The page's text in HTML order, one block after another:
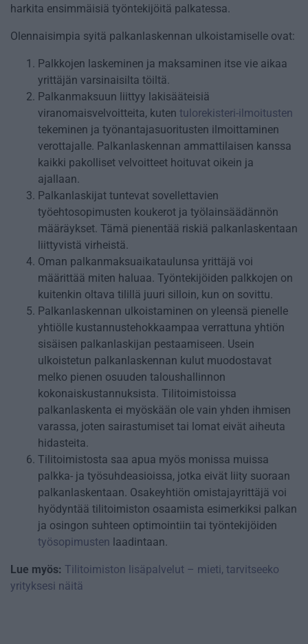
harkita ensimmäisiä työntekijöitä palkatessa.
Olennaisimpia syitä palkanlaskennan ulkoistamiselle ovat:
Palkkojen laskeminen ja maksaminen itse vie aikaa
yrittäjän varsinaisilta töiltä.
Palkanmaksuun liittyy lakisääteisiä
viranomaisvelvoitteita, kuten tulorekisteri-ilmoitusten
tekeminen ja työnantajasuoritusten ilmoittaminen
verottajalle. Palkanlaskennan ammattilaisen kanssa
kaikki pakolliset velvoitteet hoituvat oikein ja
ajallaan.
Palkanlaskijat tuntevat sovellettavien
työehtosopimusten koukerot ja työlainsäädännön
määräykset. Tämä pienentää riskiä palkanlaskentaan
liittyvistä virheistä.
Oman palkanmaksuaikataulunsa yrittäjä voi
määrittää miten haluaa. Työntekijöiden palkkojen on
kuitenkin oltava tilillä juuri silloin, kun on sovittu.
Palkanlaskennan ulkoistaminen on yleensä pienelle
yhtiölle kustannustehokkaampaa verrattuna yhtiön
sisäisen palkanlaskijan pestaamiseen. Usein
ulkoistetun palkanlaskennan kulut muodostavat
melko pienen osuuden taloushallinnon
kokonaiskustannuksista. Tilitoimistoissa
palkanlaskenta ei myöskään ole vain yhden ihmisen
varassa, joten sairastumiset tai lomat eivät aiheuta
hidasteita.
Tilitoimistosta saa apua myös monissa muissa
palkka- ja työsuhdeasioissa, jotka eivät liity suoraan
palkanlaskentaan. Osakeyhtiön omistajayrittäjä voi
hyödyntää tilitoimiston osaamista esimerkiksi palkan
ja osingon suhteen optimointiin tai työntekijöiden
työsopimusten laadintaan.
Lue myös: Tilitoimiston lisäpalvelut – mieti, tarvitseeko
yrityksesi näitä